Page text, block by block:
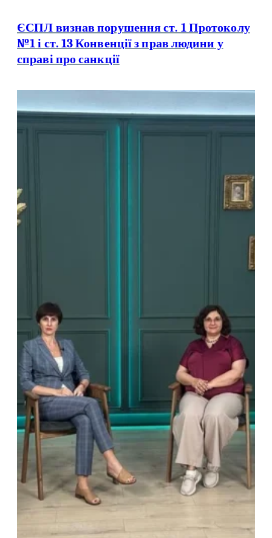
ЄСПЛ визнав порушення ст. 1 Протоколу
№1 і ст. 13 Конвенції з прав людини у
справі про санкції